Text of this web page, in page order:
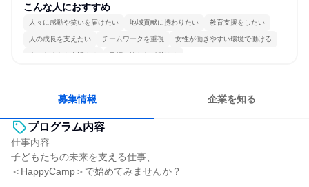
こんな人におすすめ
人々に感動や笑いを届けたい 地域貢献に携わりたい 教育支援をしたい
人の成長を支えたい チームワークを重視 女性が働きやすい環境で働ける
人とたくさん会話する 目標に追われず働ける
募集情報 企業を知る
プログラム内容
仕事内容
子どもたちの未来を支える仕事、
＜HappyCamp＞で始めてみませんか？